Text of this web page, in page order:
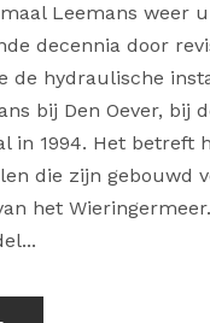
Leemans weer
decennia door
de hydraulische
bij Den Oever, bij
in 1994. Het betreft
die zijn gebouwd
het